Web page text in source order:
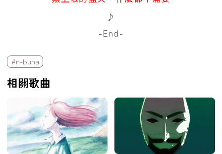
♪
-End-
標籤欄
#n-buna
相關歌曲